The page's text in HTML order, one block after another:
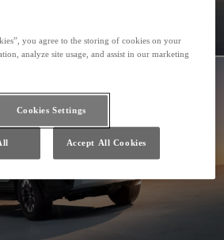
you agree to the storing of cookies on your
analyze site usage, and assist in our marketing
Cookies Settings
Accept All Cookies